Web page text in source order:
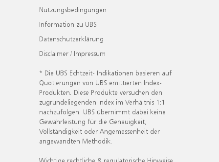
Nutzungsbedingungen
Information zu UBS
Datenschutzerklärung
Disclaimer / Impressum
* Die UBS Echtzeit- Indikationen basieren auf
Quotierungen von UBS emittierten Index-
Produkten. Diese Produkte versuchen den
zugrundeliegenden Index im Verhältnis 1:1
nachzufolgen. UBS übernimmt dabei keine
Gewährleistung für die Genauigkeit,
Vollständigkeit oder Angemessenheit der
angewandten Methodik.